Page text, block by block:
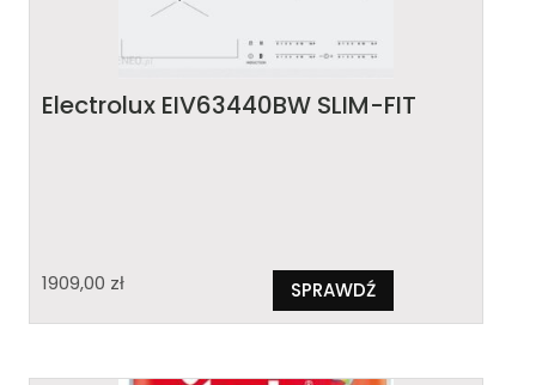
Electrolux EIV63440BW SLIM-FIT
1909,00 zł SPRAWDŹ